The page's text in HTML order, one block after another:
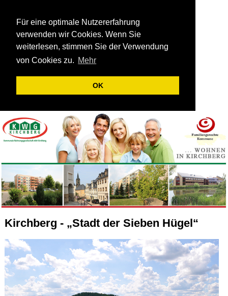
Für eine optimale Nutzererfahrung
verwenden wir Cookies. Wenn Sie
weiterlesen, stimmen Sie der Verwendung
von Cookies zu. Mehr
OK
Kirchberg - „Stadt der Sieben Hügel“